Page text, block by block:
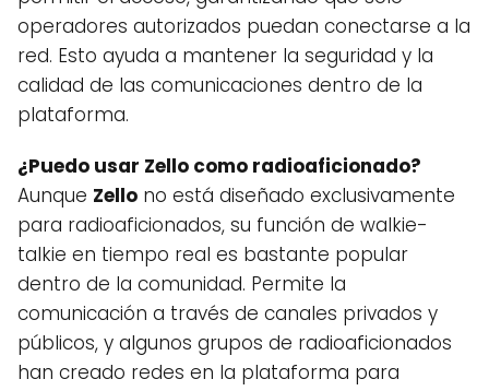
operadores autorizados puedan conectarse a la
red. Esto ayuda a mantener la seguridad y la
calidad de las comunicaciones dentro de la
plataforma.
¿Puedo usar Zello como radioaficionado?
Aunque Zello no está diseñado exclusivamente
para radioaficionados, su función de walkie-
talkie en tiempo real es bastante popular
dentro de la comunidad. Permite la
comunicación a través de canales privados y
públicos, y algunos grupos de radioaficionados
han creado redes en la plataforma para